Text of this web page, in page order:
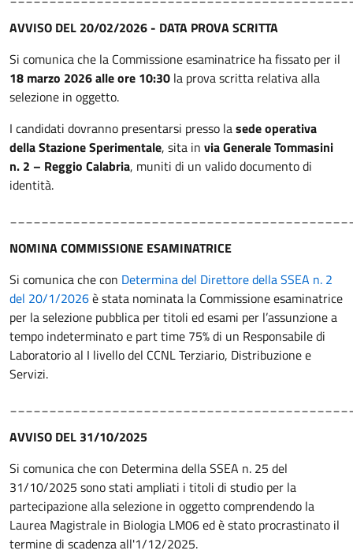
AVVISO DEL 20/02/2026 - DATA PROVA SCRITTA
Si comunica che la Commissione esaminatrice ha fissato per il
18 marzo 2026 alle ore 10:30 la prova scritta relativa alla
selezione in oggetto.
I candidati dovranno presentarsi presso lasede operativa
della Stazione Sperimentale, sita in via Generale Tommasini
n. 2 – Reggio Calabria, muniti di un valido documento di
identità.
NOMINA COMMISSIONE ESAMINATRICE
Si comunica che con Determina del Direttore della SSEA n. 2
del 20/1/2026è stata nominata la Commissione esaminatrice
per la selezione pubblica per titoli ed esami per l’assunzione a
tempo indeterminato e part time 75% di un Responsabile di
Laboratorio al I livello del CCNL Terziario, Distribuzione e
Servizi.
AVVISO DEL 31/10/2025
Si comunica che con Determina della SSEA n. 25 del
31/10/2025 sono stati ampliati i titoli di studio per la
partecipazione alla selezione in oggetto comprendendo la
Laurea Magistrale in Biologia LM06 ed è stato procrastinato il
termine di scadenza all'1/12/2025.